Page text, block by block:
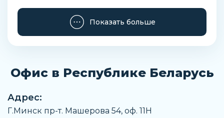
Строительная высота
Вид арматуры
Тип присоединения к трубопроводу
Мощность
0,37 кВт
Показать больше
Офис в Республике Беларусь
Адрес:
Г.Минск пр-т. Машерова 54, оф. 11H